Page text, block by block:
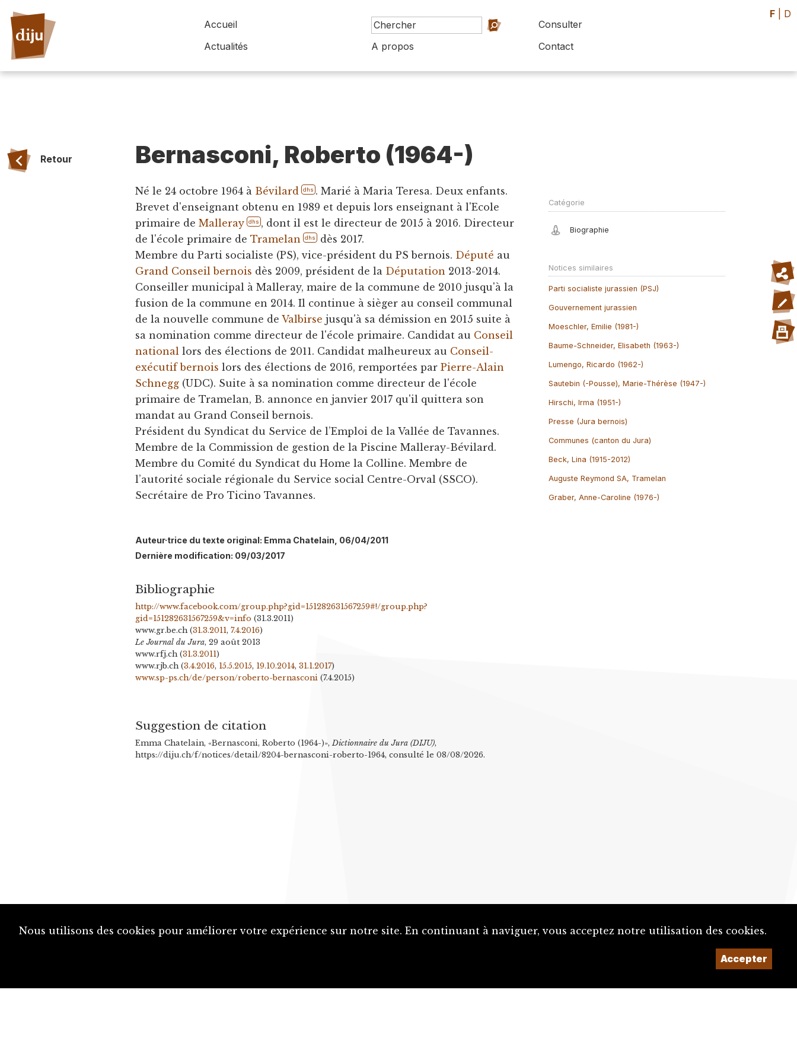
Accueil
Consulter
Actualités
A propos Contact
F D
Retour Bernasconi, Roberto (1964-)
Né le 24 octobre 1964 à Bévilard dhs . Marié à Maria Teresa. Deux enfants.
Brevet d'enseignant obtenu en 1989 et depuis lors enseignant à l'Ecole
primaire deMalleray dhs , dont il est le directeur de 2015 à 2016. Directeur
de l'école primaire deTramelan dhs
dès 2017.
Membre du Parti socialiste (PS), vice-président du PS bernois. Député au
Grand Conseil bernois dès 2009, président de la Députation 2013-2014.
Conseiller municipal à Malleray, maire de la commune de 2010 jusqu'à la
fusion de la commune en 2014. Il continue à sièger au conseil communal
de la nouvelle commune deValbirse jusqu'à sa démission en 2015 suite à
sa nomination comme directeur de l'école primaire. Candidat au Conseil
national lors des élections de 2011. Candidat malheureux au Conseil-
exécutif bernois lors des élections de 2016, remportées parPierre-Alain
Schnegg (UDC). Suite à sa nomination comme directeur de l'école
primaire de Tramelan, B. annonce en janvier 2017 qu'il quittera son
mandat au Grand Conseil bernois.
Président du Syndicat du Service de l’Emploi de la Vallée de Tavannes.
Membre de la Commission de gestion de la Piscine Malleray-Bévilard.
Membre du Comité du Syndicat du Home la Colline. Membre de
l’autorité sociale régionale du Service social Centre-Orval (SSCO).
Secrétaire de Pro Ticino Tavannes.
Auteur·trice du texte original: Emma Chatelain, 06/04/2011
Dernière modification: 09/03/2017
Bibliographie
http://www.facebook.com/group.php?gid=151282631567259#!/group.php?
gid=151282631567259&v=info (31.3.2011)
www.gr.be.ch(31.3.2011,7.4.2016)
Le Journal du Jura, 29 août 2013
www.rfj.ch(31.3.2011)
www.rjb.ch (3.4.2016, 15.5.2015, 19.10.2014,31.1.2017)
www.sp-ps.ch/de/person/roberto-bernasconi (7.4.2015)
Suggestion de citation
Emma Chatelain, «Bernasconi, Roberto (1964-)», Dictionnaire du Jura (DIJU),
https://diju.ch/f/notices/detail/8204-bernasconi-roberto-1964, consulté le 08/08/2026.
Catégorie
Biographie
Notices similaires
Parti socialiste jurassien (PSJ)
Gouvernement jurassien
Moeschler, Emilie (1981-)
Baume-Schneider, Elisabeth (1963-)
Lumengo, Ricardo (1962-)
Sautebin (-Pousse), Marie-Thérèse (1947-)
Hirschi, Irma (1951-)
Presse (Jura bernois)
Communes (canton du Jura)
Beck, Lina (1915-2012)
Auguste Reymond SA, Tramelan
Graber, Anne-Caroline (1976-)
Nous utilisons des cookies pour améliorer votre expérience sur notre site. En continuant à naviguer, vous acceptez notre utilisation des cookies.
Accepter